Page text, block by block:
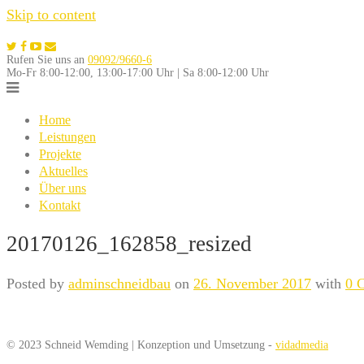
Skip to content
Rufen Sie uns an 09092/9660-6
Mo-Fr 8:00-12:00, 13:00-17:00 Uhr | Sa 8:00-12:00 Uhr
Home
Leistungen
Projekte
Aktuelles
Über uns
Kontakt
20170126_162858_resized
Posted by adminschneidbau on 26. November 2017 with 0
© 2023 Schneid Wemding | Konzeption und Umsetzung - vidadmedia